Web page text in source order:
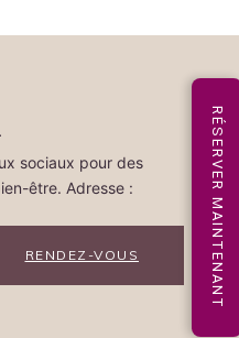
sociaux pour des
être. Adresse :
RENDEZ-VOUS RÉSERVER MAINTENANT